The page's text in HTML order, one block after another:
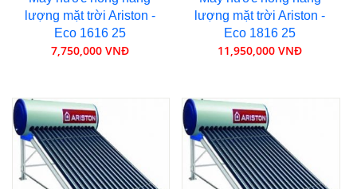
lượng mặt trời Ariston -
Eco 1616 25
7,750,000 VNĐ
lượng mặt trời Ariston -
Eco 1816 25
11,950,000 VNĐ